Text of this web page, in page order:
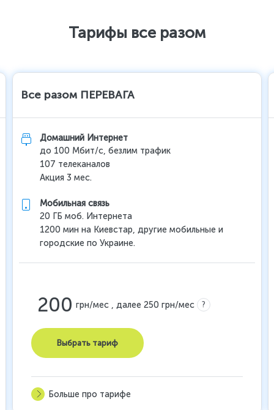
Тарифы все разом
Все разом ПЕРЕВАГА
Домашний Интернет
до 100 Мбит/с, безлим трафик
107 телеканалов
Акция 3 мес.
Мобильная связь
20 ГБ моб. Интернета
1200 мин на Киевстар, другие мобильные и
городские по Украине.
200 грн/мес , далее 250 грн/мес ?
Выбрать тариф
Больше про тарифе